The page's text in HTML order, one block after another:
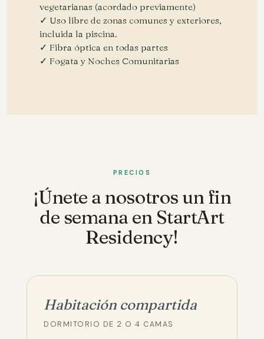
vegetarianas (acordado previamente)
✓ Uso libre de zonas comunes y exteriores,
incluida la piscina.
✓ Fibra óptica en todas partes
✓ Fogata y Noches Comunitarias
PRECIOS
¡Únete a nosotros un fin
de semana en StartArt
Residency!
Habitación compartida
DORMITORIO DE 2 O 4 CAMAS